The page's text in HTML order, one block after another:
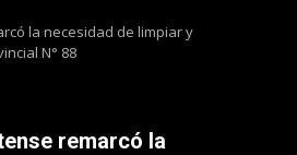
la necesidad de limpiar y
N° 88
remarcó la